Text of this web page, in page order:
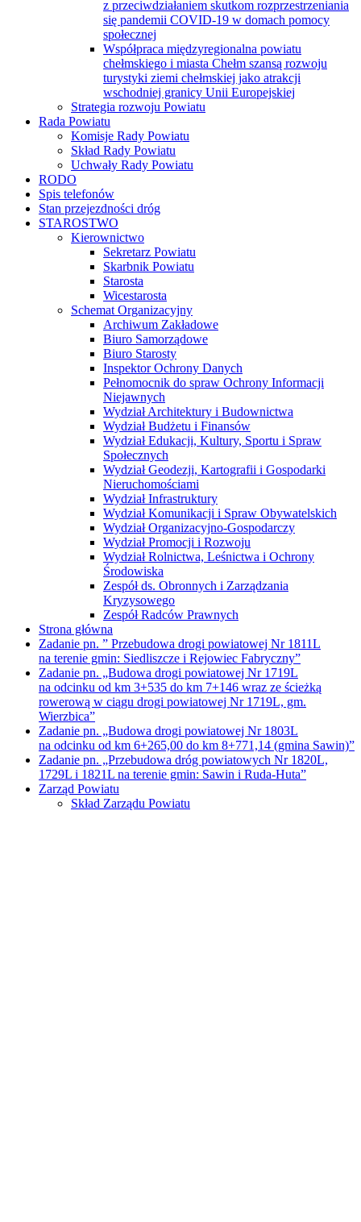
z przeciwdziałaniem skutkom rozprzestrzeniania
się pandemii COVID-19 w domach pomocy
społecznej
Współpraca międzyregionalna powiatu
chełmskiego i miasta Chełm szansą rozwoju
turystyki ziemi chełmskiej jako atrakcji
wschodniej granicy Unii Europejskiej
Strategia rozwoju Powiatu
Rada Powiatu
Komisje Rady Powiatu
Skład Rady Powiatu
Uchwały Rady Powiatu
RODO
Spis telefonów
Stan przejezdności dróg
STAROSTWO
Kierownictwo
Sekretarz Powiatu
Skarbnik Powiatu
Starosta
Wicestarosta
Schemat Organizacyjny
Archiwum Zakładowe
Biuro Samorządowe
Biuro Starosty
Inspektor Ochrony Danych
Pełnomocnik do spraw Ochrony Informacji
Niejawnych
Wydział Architektury i Budownictwa
Wydział Budżetu i Finansów
Wydział Edukacji, Kultury, Sportu i Spraw
Społecznych
Wydział Geodezji, Kartografii i Gospodarki
Nieruchomościami
Wydział Infrastruktury
Wydział Komunikacji i Spraw Obywatelskich
Wydział Organizacyjno-Gospodarczy
Wydział Promocji i Rozwoju
Wydział Rolnictwa, Leśnictwa i Ochrony
Środowiska
Zespół ds. Obronnych i Zarządzania
Kryzysowego
Zespół Radców Prawnych
Strona główna
Zadanie pn. ” Przebudowa drogi powiatowej Nr 1811L
na terenie gmin: Siedliszcze i Rejowiec Fabryczny”
Zadanie pn. „Budowa drogi powiatowej Nr 1719L
na odcinku od km 3+535 do km 7+146 wraz ze ścieżką
rowerową w ciągu drogi powiatowej Nr 1719L, gm.
Wierzbica”
Zadanie pn. „Budowa drogi powiatowej Nr 1803L
na odcinku od km 6+265,00 do km 8+771,14 (gmina Sawin)”
Zadanie pn. „Przebudowa dróg powiatowych Nr 1820L,
1729L i 1821L na terenie gmin: Sawin i Ruda-Huta”
Zarząd Powiatu
Skład Zarządu Powiatu